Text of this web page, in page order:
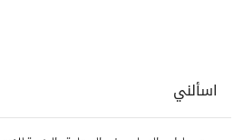
اسألني